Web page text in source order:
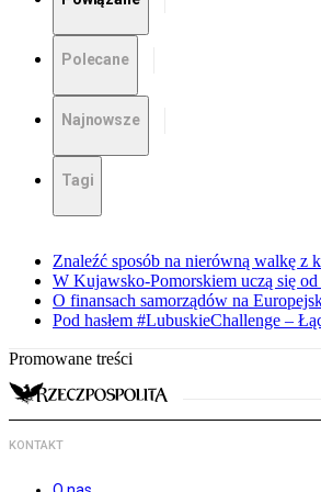
Polecane
Najnowsze
Tagi
Znaleźć sposób na nierówną walkę z
W Kujawsko-Pomorskiem uczą się
O finansach samorządów na
Pod hasłem #LubuskieChallenge –
Promowane treści
KONTAKT